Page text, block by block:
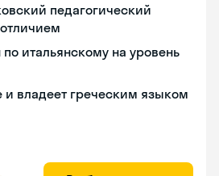
педагогический
итальянскому на уровень
и владеет греческим языком